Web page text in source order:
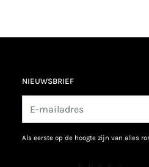
NIEUWSBRIEF
als eerste op de hoogte zijn van alles